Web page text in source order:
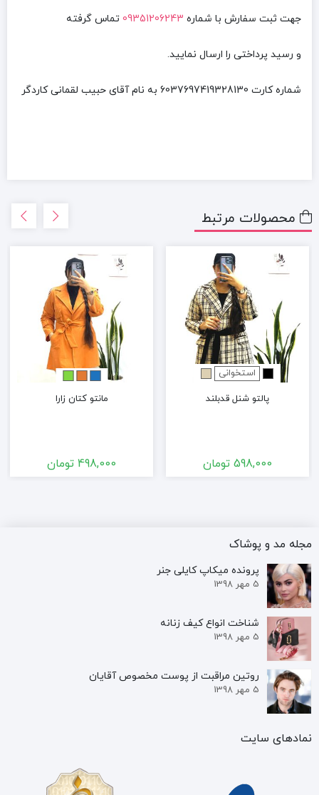
جهت ثبت سفارش با شماره 09351206243 تماس گرفته
و رسید پرداختی را ارسال نمایید.
شماره کارت 6037697419328130 به نام آقای حبیب لقمانی کاردگر
محصولات مرتبط
استخوانی
پالتو شنل قدبلند
598,000 تومان
مانتو کتان زارا
498,000 تومان
مجله مد و پوشاک
پرونده‌ میکاپ کایلی جنر
5 مهر 1398
شناخت انواع کیف زنانه
5 مهر 1398
روتین مراقبت از پوست مخصوص آقایان
5 مهر 1398
نمادهای سایت